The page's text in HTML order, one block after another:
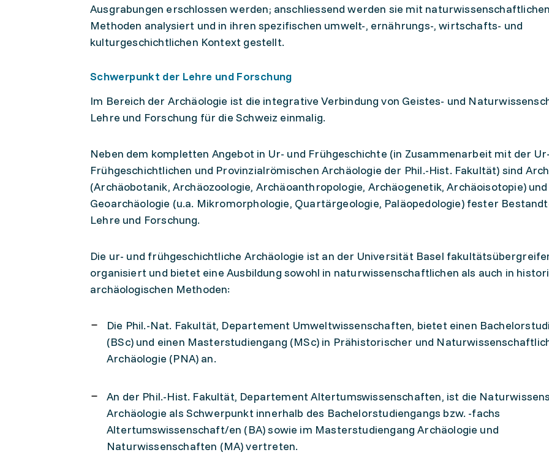
Ausgrabungen erschlossen werden; anschliessend werden sie mit naturwissenschaftlichen
Methoden analysiert und in ihren spezifischen umwelt-, ernährungs-, wirtschafts- und
kulturgeschichtlichen Kontext gestellt.
Schwerpunkt der Lehre und Forschung
Im Bereich der Archäologie ist die integrative Verbindung von Geistes- und
Lehre und Forschung für die Schweiz einmalig.
Neben dem kompletten Angebot in Ur- und Frühgeschichte (in Zusammenarbeit mit der
Frühgeschichtlichen und Provinzialrömischen Archäologie der Phil.-Hist. Fakultät) sind
(Archäobotanik, Archäozoologie, Archäo­anthropologie, Archäogenetik, Archäoisotopie) und
Geoarchäologie (u.a. Mikromorphologie, Quartärgeologie, Paläopedologie) fester
Lehre und Forschung.
Die ur- und frühgeschichtliche Archäologie ist an der Universität Basel
organisiert und bietet eine Ausbildung sowohl in naturwissenschaftlichen als auch in
archäologischen Methoden:
Die Phil.-Nat. Fakultät, Departement Umweltwissenschaften, bietet einen
(BSc) und einen Masterstudiengang (MSc) in Prähistorischer und
Archäologie (PNA) an.
An der Phil.-Hist. Fakultät, Departement Altertumswissenschaften, ist die
Archäologie als Schwerpunkt innerhalb des Bachelorstudiengangs bzw. -fachs
Altertumswissenschaft/en (BA) sowie im Masterstudiengang Archäologie und
Naturwissenschaften (MA) vertreten.